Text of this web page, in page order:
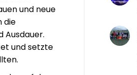
und neue
die
Ausdauer.
und setzte